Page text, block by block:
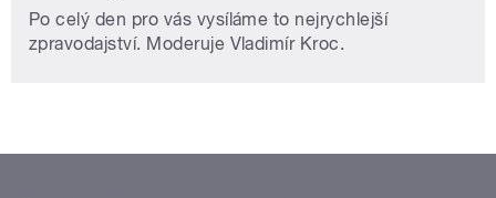
Po celý den pro vás vysíláme to nejrychlejší
zpravodajství. Moderuje Vladimír Kroc.